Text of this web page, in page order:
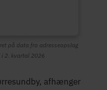
på data fra adresseopslag
2. kvartal 2026
afhænger